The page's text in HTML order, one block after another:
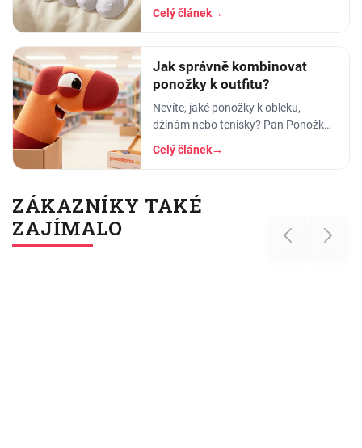
ponožkami. A pak ten okamžik
pravdy: vytáhnete kotníkové, obujete
Celý článek→
Jak správně kombinovat
ponožky k outfitu?
Nevíte, jaké ponožky k obleku,
džínám nebo tenisky? Pan Ponožka
radí, jak vybrat správnou barvu, vzor
i délku. Praktický průvodce pro muže
Celý článek→
ZÁKAZNÍKY TAKÉ
ZAJÍMALO
Previous Next